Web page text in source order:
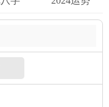
的关系，来进一步推断
决策。
。通过认识八字月柱，